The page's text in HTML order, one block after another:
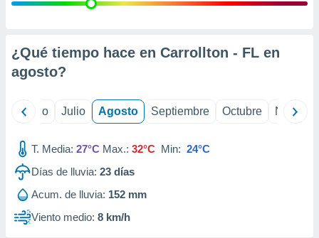
e
mediante
de
1199
¿Qué tiempo hace en Carrollton - FL en
agosto?
Junio Julio Agosto Septiembre Octubre
T. Media: 27°C Max.: 32°C Min: 24°C
Días de lluvia: 23 días
Acum. de lluvia: 152 mm
Viento medio: 8 km/h